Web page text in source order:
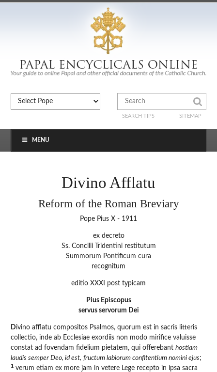
SEARCH TIPS SITEMAP
MENU
Divino Afflatu
Reform of the Roman Breviary
Pope Pius X - 1911
ex decreto
Ss. Concilii Tridentini restitutum
Summorum Pontificum cura
recognitum
editio XXXI post typicam
Pius Episcopus
servus servorum Dei
Divino afflatu compositos Psalmos, quorum est in sacris litteris
collectio, inde ab Ecclesiae exordiis non modo mirifice valuisse
constat ad fovendam fidelium pietatem, qui offerebanthostiam
laudis semper Deo, id est, fructum labiorum confitentium nomini ejus;
1
verum etiam ex more jam in vetere Lege recepto in ipsa sacra